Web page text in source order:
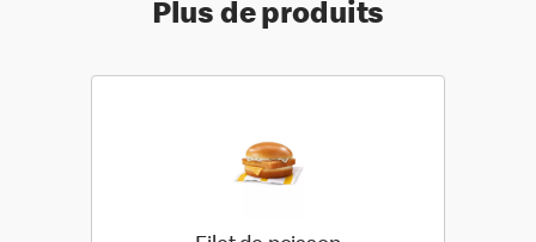
Plus de produits